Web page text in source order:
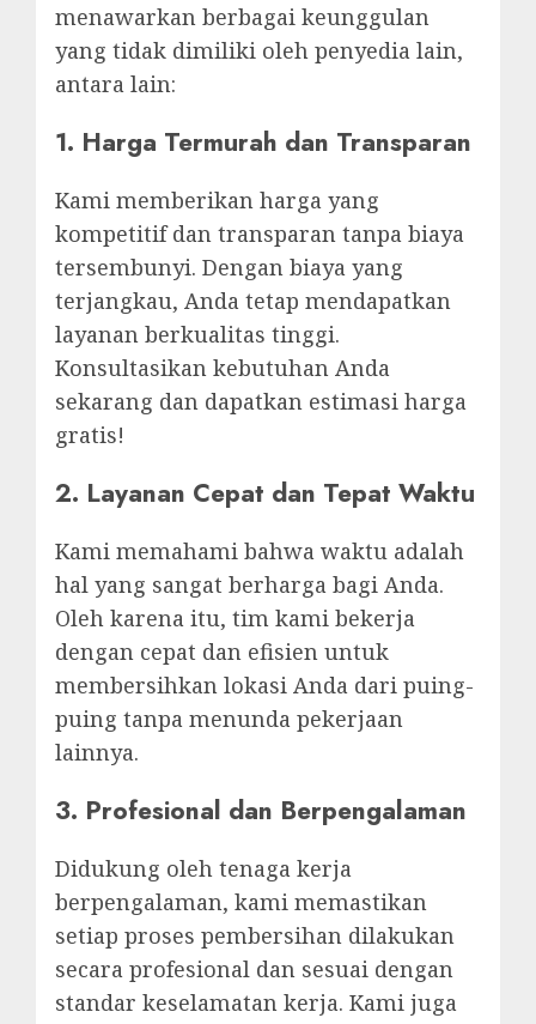
menawarkan berbagai keunggulan
yang tidak dimiliki oleh penyedia lain,
antara lain:
1. Harga Termurah dan Transparan
Kami memberikan harga yang
kompetitif dan transparan tanpa biaya
tersembunyi. Dengan biaya yang
terjangkau, Anda tetap mendapatkan
layanan berkualitas tinggi.
Konsultasikan kebutuhan Anda
sekarang dan dapatkan estimasi harga
gratis!
2. Layanan Cepat dan Tepat Waktu
Kami memahami bahwa waktu adalah
hal yang sangat berharga bagi Anda.
Oleh karena itu, tim kami bekerja
dengan cepat dan efisien untuk
membersihkan lokasi Anda dari puing-
puing tanpa menunda pekerjaan
lainnya.
3. Profesional dan Berpengalaman
Didukung oleh tenaga kerja
berpengalaman, kami memastikan
setiap proses pembersihan dilakukan
secara profesional dan sesuai dengan
standar keselamatan kerja. Kami juga